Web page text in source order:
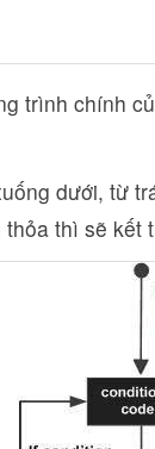
trình chính
dưới, từ
thì sẽ kết